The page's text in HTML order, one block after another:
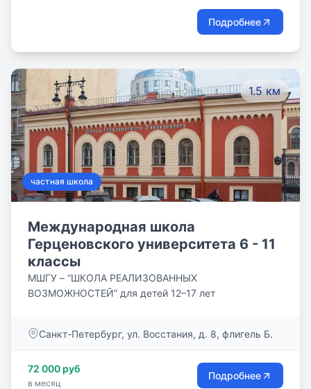
Подробнее
1.5 км
частная школа
Международная школа
Герценовского университета 6 - 11
классы
МШГУ – “ШКОЛА РЕАЛИЗОВАННЫХ
ВОЗМОЖНОСТЕЙ” для детей 12–17 лет
Санкт-Петербург, ул. Восстания, д. 8, флигель Б.
72 000 руб
в месяц
Подробнее